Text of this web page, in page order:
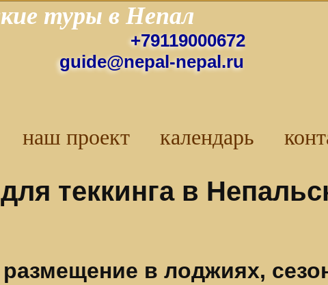
туры в Непал
+79119000672
guide@nepal-nepal.ru
наш проект календарь
теккинга в
в лоджиях,